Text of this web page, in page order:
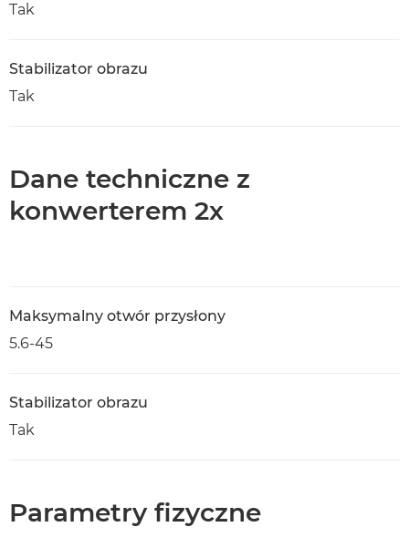
Tak
Stabilizator obrazu
Tak
Dane techniczne z
konwerterem 2x
Maksymalny otwór przysłony
5.6-45
Stabilizator obrazu
Tak
Parametry fizyczne